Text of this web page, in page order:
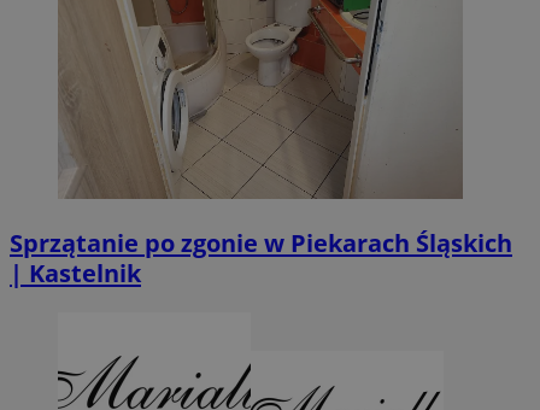
Sprzątanie po zgonie w Piekarach Śląskich
| Kastelnik